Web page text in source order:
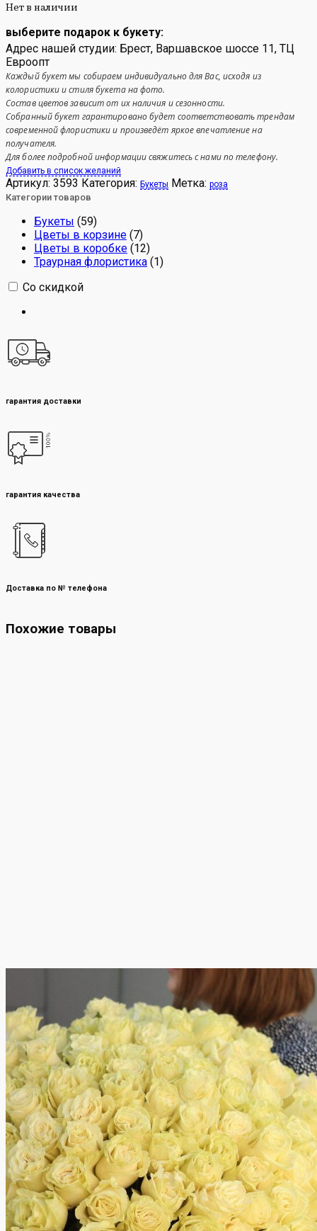
Нет в наличии
выберите подарок к букету:
Адрес нашей студии: Брест, Варшавское шоссе 11, ТЦ
Евроопт
Каждый букет мы собираем индивидуально для Вас, исходя из
колористики и стиля букета на фото.
Состав цветов зависит от их наличия и сезонности.
Собранный букет гарантировано будет соответствовать трендам
современной флористики и произведёт яркое впечатление на
получателя.
Для более подробной информации свяжитесь с нами по телефону.
Добавить в список желаний
Артикул: 3593 Категория: Букеты Метка: роза
Категории товаров
Букеты (59)
Цветы в корзине (7)
Цветы в коробке (12)
Траурная флористика (1)
Со скидкой
гарантия доставки
гарантия качества
Доставка по № телефона
Похожие товары